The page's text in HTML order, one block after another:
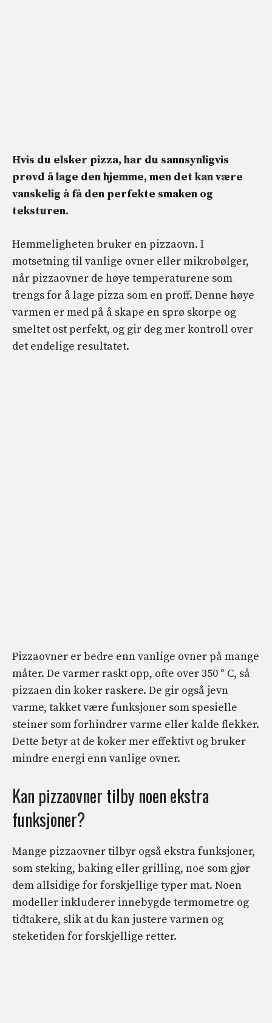
Hvis du elsker pizza, har du sannsynligvis
prøvd å lage den hjemme, men det kan være
vanskelig å få den perfekte smaken og
teksturen.
Hemmeligheten bruker en pizzaovn. I
motsetning til vanlige ovner eller mikrobølger,
når pizzaovner de høye temperaturene som
trengs for å lage pizza som en proff. Denne høye
varmen er med på å skape en sprø skorpe og
smeltet ost perfekt, og gir deg mer kontroll over
det endelige resultatet.
Pizzaovner er bedre enn vanlige ovner på mange
måter. De varmer raskt opp, ofte over 350 ° C, så
pizzaen din koker raskere. De gir også jevn
varme, takket være funksjoner som spesielle
steiner som forhindrer varme eller kalde flekker.
Dette betyr at de koker mer effektivt og bruker
mindre energi enn vanlige ovner.
Kan pizzaovner tilby noen ekstra
funksjoner?
Mange pizzaovner tilbyr også ekstra funksjoner,
som steking, baking eller grilling, noe som gjør
dem allsidige for forskjellige typer mat. Noen
modeller inkluderer innebygde termometre og
tidtakere, slik at du kan justere varmen og
steketiden for forskjellige retter.